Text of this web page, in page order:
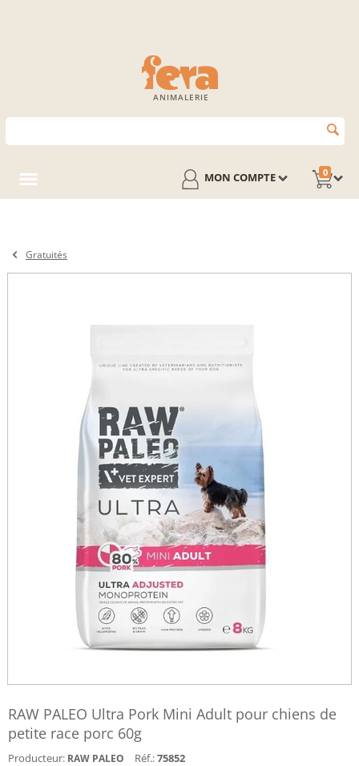
ANIMALERIE
0
MON COMPTE
Gratuités
RAW PALEO Ultra Pork Mini Adult pour chiens de
petite race porc 60g
Producteur: RAW PALEO Réf.:75852